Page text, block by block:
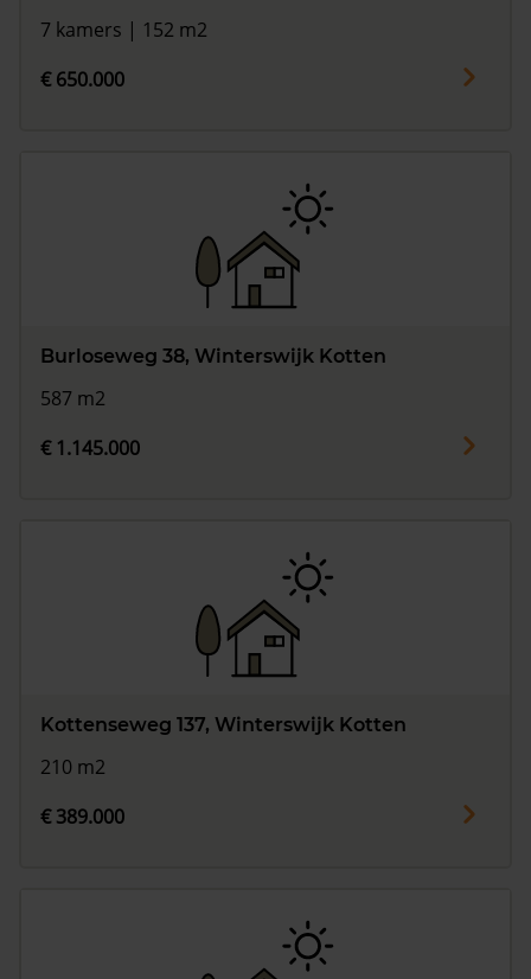
7 kamers | 152 m2
€ 650.000
Burloseweg 38, Winterswijk Kotten
587 m2
€ 1.145.000
Kottenseweg 137, Winterswijk Kotten
210 m2
€ 389.000